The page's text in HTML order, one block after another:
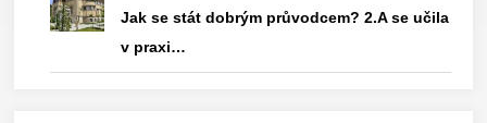
Jak se stát dobrým průvodcem? 2.A se učila
v praxi…